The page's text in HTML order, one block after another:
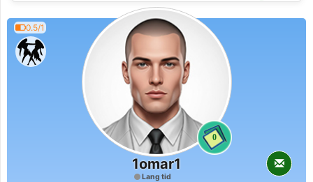
💕
0.5/1
0
1omar1
Lang tid